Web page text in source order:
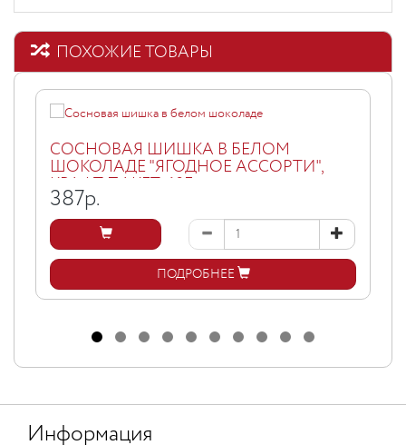
ПОХОЖИЕ ТОВАРЫ
СОСНОВАЯ ШИШКА В БЕЛОМ
ШОКОЛАДЕ "ЯГОДНОЕ АССОРТИ",
КРАФТ ПАКЕТ, 60Г
387р.
ПОДРОБНЕЕ
Информация